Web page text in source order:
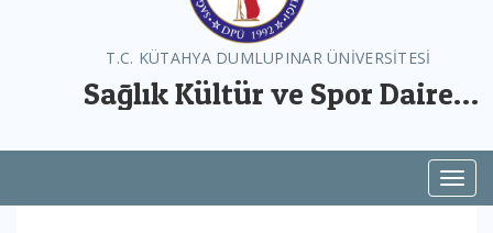
T.C. KÜTAHYA DUMLUPINAR ÜNİVERSİTESİ
Sağlık Kültür ve Spor Daire